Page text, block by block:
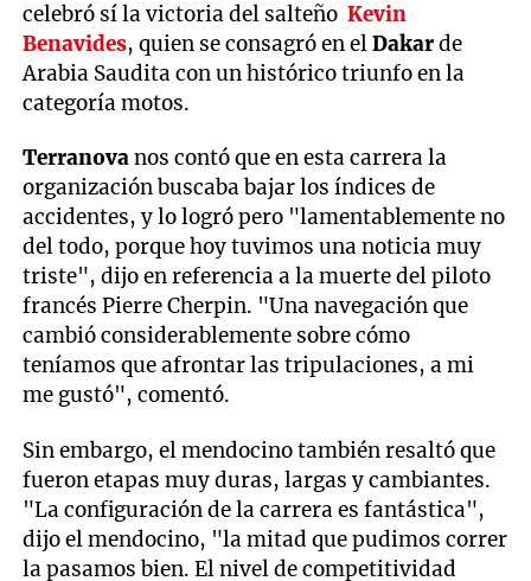
celebró sí la victoria del salteño Kevin
Benavides, quien se consagró en elDakarde
Arabia Saudita con un histórico triunfo en la
categoría motos.
Terranovanos contó que en esta carrera la
organización buscaba bajar los índices de
accidentes, y lo logró pero "lamentablemente no
del todo, porque hoy tuvimos una noticia muy
triste", dijo en referencia a la muerte del piloto
francés Pierre Cherpin. "Una navegación que
cambió considerablemente sobre cómo
teníamos que afrontar las tripulaciones, a mi
me gustó", comentó.
Sin embargo, el mendocino también resaltó que
fueron etapas muy duras, largas y cambiantes.
"La configuración de la carrera es fantástica",
dijo el mendocino, "la mitad que pudimos correr
la pasamos bien. El nivel de competitividad